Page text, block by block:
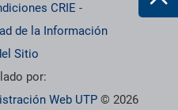
CRIE -
de la Información
Sitio
por:
Web UTP © 2026